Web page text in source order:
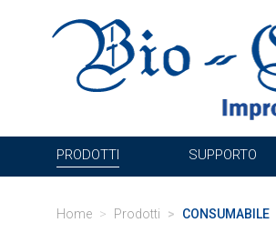
PRODOTTI SUPPORTO
Home Prodotti CONSUMABILE